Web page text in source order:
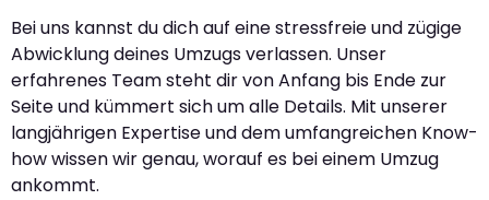
Bei uns kannst du dich auf eine stressfreie und zügige
Abwicklung deines Umzugs verlassen. Unser
erfahrenes Team steht dir von Anfang bis Ende zur
Seite und kümmert sich um alle Details. Mit unserer
langjährigen Expertise und dem umfangreichen Know-
how wissen wir genau, worauf es bei einem Umzug
ankommt.